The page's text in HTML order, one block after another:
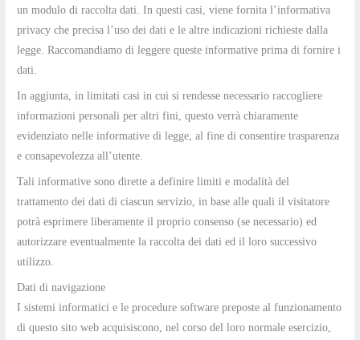
un modulo di raccolta dati. In questi casi, viene fornita l’informativa
privacy che precisa l’uso dei dati e le altre indicazioni richieste dalla
legge. Raccomandiamo di leggere queste informative prima di fornire i
dati.
In aggiunta, in limitati casi in cui si rendesse necessario raccogliere
informazioni personali per altri fini, questo verrà chiaramente
evidenziato nelle informative di legge, al fine di consentire trasparenza
e consapevolezza all’utente.
Tali informative sono dirette a definire limiti e modalità del
trattamento dei dati di ciascun servizio, in base alle quali il visitatore
potrà esprimere liberamente il proprio consenso (se necessario) ed
autorizzare eventualmente la raccolta dei dati ed il loro successivo
utilizzo.
Dati di navigazione
I sistemi informatici e le procedure software preposte al funzionamento
di questo sito web acquisiscono, nel corso del loro normale esercizio,